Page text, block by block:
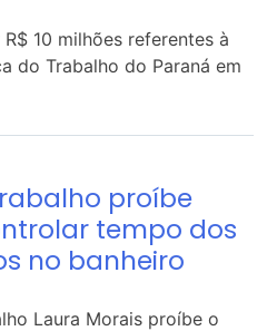
10 milhões referentes à
do Trabalho do Paraná em
proíbe
tempo dos
no banheiro
Laura Morais proíbe o